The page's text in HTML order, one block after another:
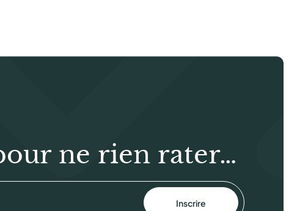
ne rien rater…
Inscrire